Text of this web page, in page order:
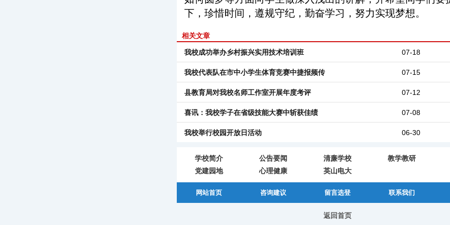
下，珍惜时间，遵规守纪，勤奋学习，努力实现梦想。
相关文章
07-18
我校成功举办乡村振兴实用技术培训班
07-15
我校代表队在市中小学生体育竞赛中捷报频传
07-12
县教育局对我校名师工作室开展年度考评
07-08
喜讯：我校学子在省级技能大赛中斩获佳绩
06-30
我校举行校园开放日活动
学校简介 公告要闻 清廉学校
教学教研
党建园地
心理健康 英山电大
网站首页 咨询建议 留言选登 联系我们
返回首页